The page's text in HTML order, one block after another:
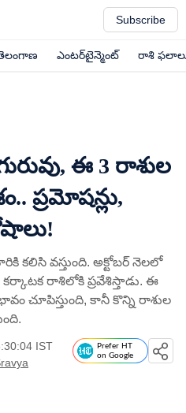
Subscribe
ఎంటర్‌టైన్మెంట్ రాశి
ఈ 3 రాశుల
ప్రమోషన్లు,
కలిసి వస్తుంది. అక్టోబర్ నెలలో
కర్కాటక రాశిలోకి ప్రవేశిస్తాడు. ఈ
చూపిస్తుంది, కానీ కొన్ని రాశుల
IST
Prefer HT
on Google